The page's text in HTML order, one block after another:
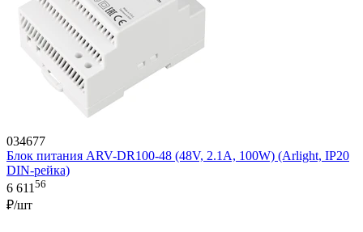
034677
Блок питания ARV-DR100-48 (48V, 2.1A, 100W) (Arlight, IP20
DIN-рейка)
6 61156
₽/шт